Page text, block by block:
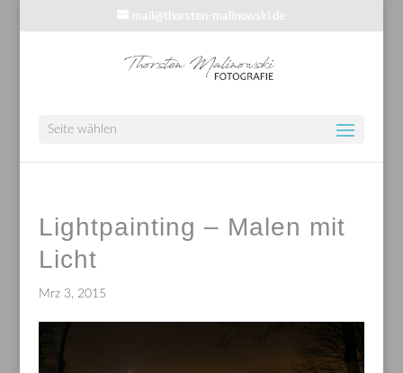
mail@thorsten-malinowski.de
Seite wählen
Lightpainting – Malen mit
Licht
Mrz 3, 2015